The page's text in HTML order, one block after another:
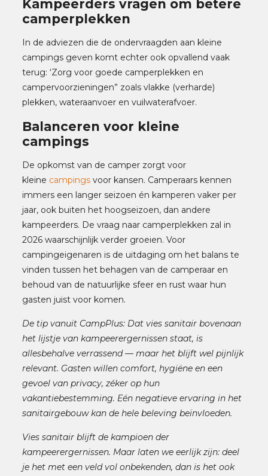
Kampeerders vragen om betere
camperplekken
In de adviezen die de ondervraagden aan kleine
campings geven komt echter ook opvallend vaak
terug: ‘Zorg voor goede camperplekken en
campervoorzieningen” zoals vlakke (verharde)
plekken, wateraanvoer en vuilwaterafvoer.
Balanceren voor kleine
campings
De opkomst van de camper zorgt voor
kleine campingsvoor kansen. Camperaars kennen
immers een langer seizoen én kamperen vaker per
jaar, ook buiten het hoogseizoen, dan andere
kampeerders. De vraag naar camperplekken zal in
2026 waarschijnlijk verder groeien. Voor
campingeigenaren is de uitdaging om het balans te
vinden tussen het behagen van de camperaar en
behoud van de natuurlijke sfeer en rust waar hun
gasten juist voor komen.
De tip vanuit CampPlus: Dat vies sanitair bovenaan
het lijstje van kampeerergernissen staat, is
allesbehalve verrassend — maar het blijft wel pijnlijk
relevant. Gasten willen comfort, hygiëne en een
gevoel van privacy, zéker op hun
vakantiebestemming. Eén negatieve ervaring in het
sanitairgebouw kan de hele beleving beïnvloeden.
Vies sanitair blijft de kampioen der
kampeerergernissen. Maar laten we eerlijk zijn: deel
je het met een veld vol onbekenden, dan is het ook